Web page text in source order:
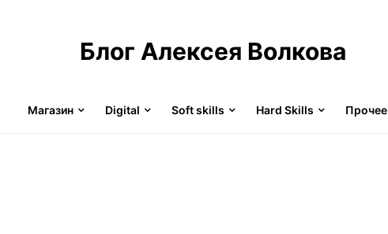
Блог Алексея Волкова
Магазин Digital Soft skills Hard Skills Прочее